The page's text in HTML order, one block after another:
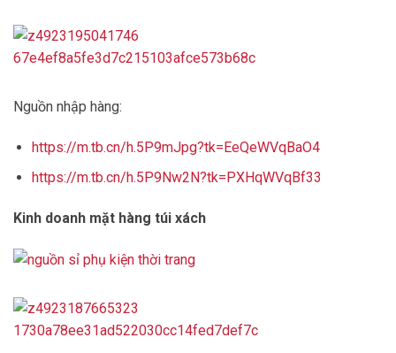
Nguồn nhập hàng:
https://m.tb.cn/h.5P9mJpg?tk=EeQeWVqBaO4
https://m.tb.cn/h.5P9Nw2N?tk=PXHqWVqBf33
Kinh doanh mặt hàng túi xách